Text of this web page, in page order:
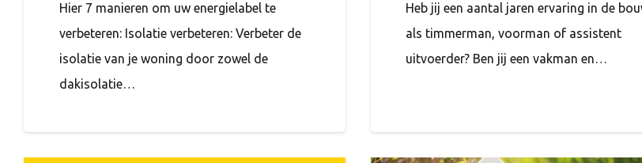
Hier 7 manieren om uw energielabel te
verbeteren: Isolatie verbeteren: Verbeter de
isolatie van je woning door zowel de
dakisolatie…
Heb jij een aantal jaren ervaring in de
als timmerman, voorman of assistent
uitvoerder? Ben jij een vakman en…